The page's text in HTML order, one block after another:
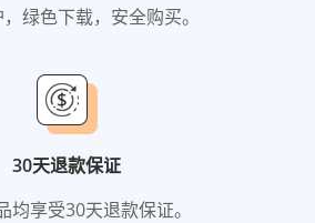
绿色下载，安全购买。
30天退款保证
均享受30天退款保证。